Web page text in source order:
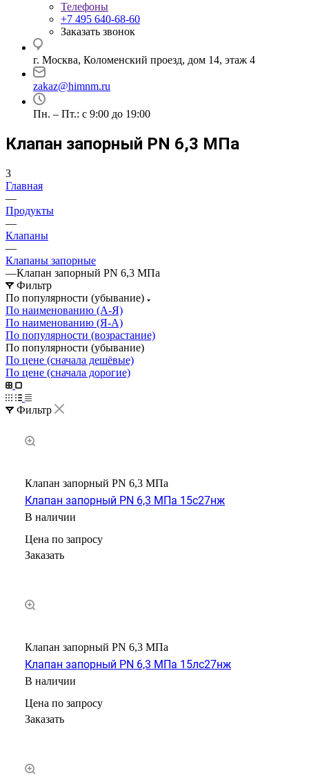
Телефоны
+7 495 640-68-60
Заказать звонок
г. Москва, Коломенский проезд, дом 14, этаж 4
zakaz@himnm.ru
Пн. – Пт.: с 9:00 до 19:00
Клапан запорный PN 6,3 МПа
3
Главная
—
Продукты
—
Клапаны
—
Клапаны запорные
—Клапан запорный PN 6,3 МПа
Фильтр
По популярности (убывание)
По наименованию (А-Я)
По наименованию (Я-А)
По популярности (возрастание)
По популярности (убывание)
По цене (сначала дешёвые)
По цене (сначала дорогие)
Фильтр
Клапан запорный PN 6,3 МПа
Клапан запорный PN 6,3 МПа 15с27нж
В наличии
Цена по запросу
Заказать
Клапан запорный PN 6,3 МПа
Клапан запорный PN 6,3 МПа 15лс27нж
В наличии
Цена по запросу
Заказать